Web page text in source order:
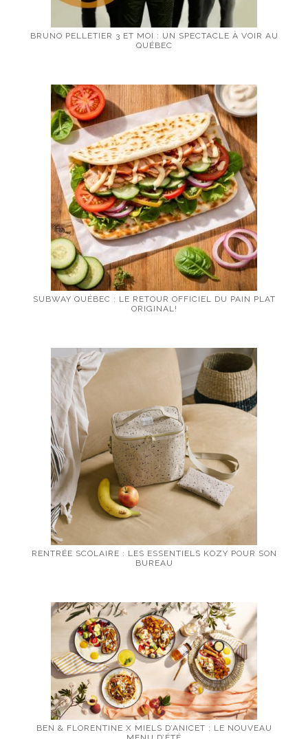
BRUNO PELLETIER 3 ET MOI : UN SPECTACLE À VOIR AU
QUÉBEC
SUBWAY QUÉBEC : LE RETOUR OFFICIEL DU PAIN PLAT
ORIGINAL!
RENTRÉE SCOLAIRE : LES ESSENTIELS KOZY POUR SON
BUREAU
BEN & FLORENTINE X MIELS D’ANICET : LE NOUVEAU